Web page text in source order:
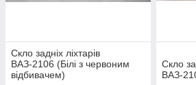
Скло задніх ліхтарів
ВАЗ-2106 (Білі з червоним
відбивачем)
Скло
ВАЗ-